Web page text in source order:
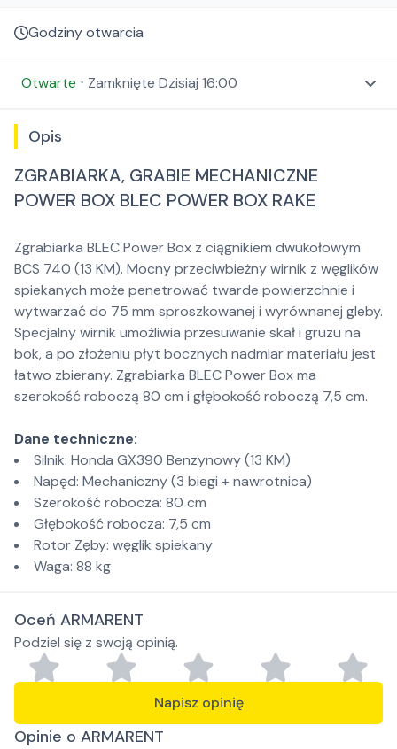
Godziny otwarcia
Otwarte ⋅ Zamknięte Dzisiaj 16:00
Opis
ZGRABIARKA, GRABIE MECHANICZNE
POWER BOX BLEC POWER BOX RAKE
Zgrabiarka BLEC Power Box z ciągnikiem dwukołowym
BCS 740 (13 KM). Mocny przeciwbieżny wirnik z węglików
spiekanych może penetrować twarde powierzchnie i
wytwarzać do 75 mm sproszkowanej i wyrównanej gleby.
Specjalny wirnik umożliwia przesuwanie skał i gruzu na
bok, a po złożeniu płyt bocznych nadmiar materiału jest
łatwo zbierany. Zgrabiarka BLEC Power Box ma
szerokość roboczą 80 cm i głębokość roboczą 7,5 cm.
Dane techniczne:
Silnik: Honda GX390 Benzynowy (13 KM)
Napęd: Mechaniczny (3 biegi + nawrotnica)
Szerokość robocza: 80 cm
Głębokość robocza: 7,5 cm
Rotor Zęby: węglik spiekany
Waga: 88 kg
Oceń ARMARENT
Podziel się z swoją opinią.
Napisz opinię
Opinie o ARMARENT